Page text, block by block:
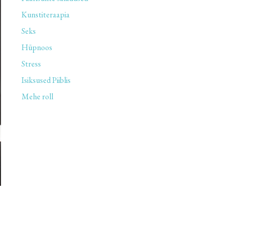
Kunstiteraapia
Seks
Hüpnoos
Stress
Isiksused Piiblis
Mehe roll